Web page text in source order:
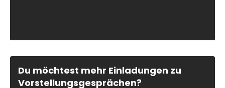
Du möchtest mehr Einladungen zu
Vorstellungsgesprächen?